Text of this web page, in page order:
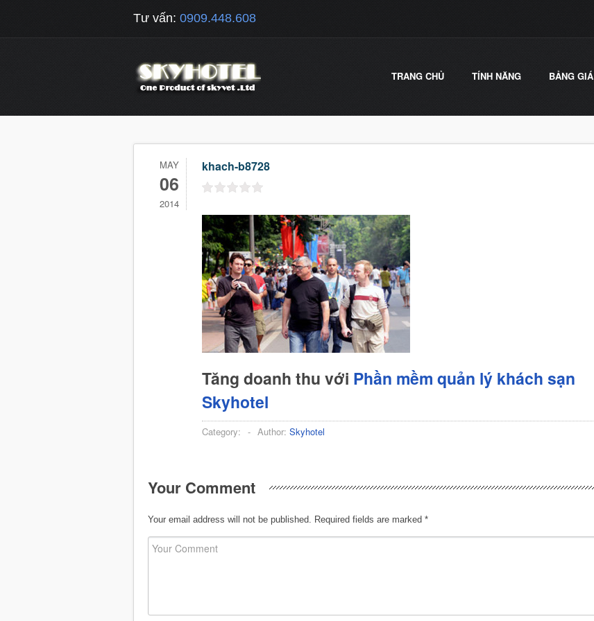
Tư vấn: 0909.448.608
TRANG CHỦ TÍNH NĂNG BẢNG GIÁ
MAY
06
2014
khach-b8728
Tăng doanh thu với Phần mềm quản lý khách sạn
Skyhotel
Category: - Author: Skyhotel
Your Comment
Your email address will not be published. Required fields are marked *